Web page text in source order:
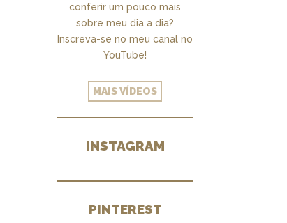
conferir um pouco mais
sobre meu dia a dia?
Inscreva-se no meu canal no
YouTube!
MAIS VÍDEOS
INSTAGRAM
PINTEREST